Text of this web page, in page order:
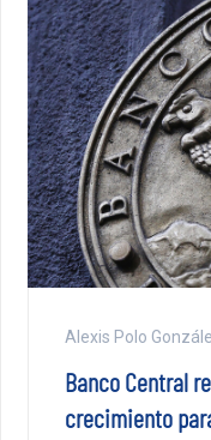
Alexis Polo
Banco Central
crecimiento